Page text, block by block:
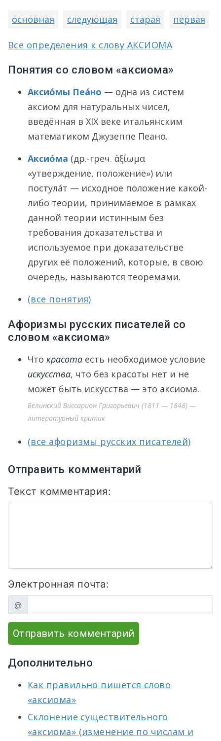
основная следующая старая первая
Все определения к слову АКСИОМА
Понятия со словом «аксиома»
Аксио́мы Пеа́но — одна из систем
аксиом для натуральных чисел,
введённая в XIX веке итальянским
математиком Джузеппе Пеано.
Аксио́ма (др.-греч. ἀξίωμα
«утверждение, положение») или
постула́т — исходное положение какой-
либо теории, принимаемое в рамках
данной теории истинным без
требования доказательства и
используемое при доказательстве
других её положений, которые, в свою
очередь, называются теоремами.
(все понятия)
Афоризмы русских писателей со
словом «аксиома»
Что красота есть необходимое условие
искусства, что без красоты нет и не
может быть искусства — это аксиома.
Белинский Виссарион Григорьевич (1811 — 1848) —
литературный критик
(все афоризмы русских писателей)
Отправить комментарий
Текст комментария:
Электронная почта:
@
Отправить комментарий
Дополнительно
Как правильно пишется слово
«аксиома»
Склонение существительного
«аксиома» (изменение по числам и